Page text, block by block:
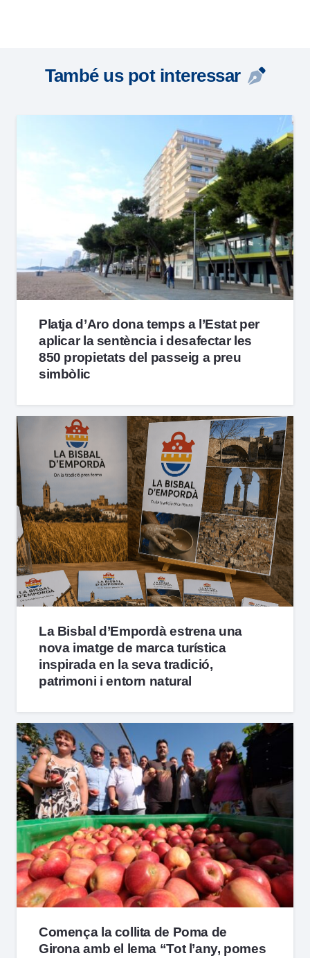
També us pot interessar
Platja d’Aro dona temps a l’Estat per
aplicar la sentència i desafectar les
850 propietats del passeig a preu
simbòlic
La Bisbal d’Empordà estrena una
nova imatge de marca turística
inspirada en la seva tradició,
patrimoni i entorn natural
Comença la collita de Poma de
Girona amb el lema “Tot l’any, pomes